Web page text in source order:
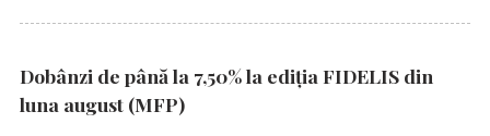
Dobânzi de până la 7,50% la ediția FIDELIS din
luna august (MFP)